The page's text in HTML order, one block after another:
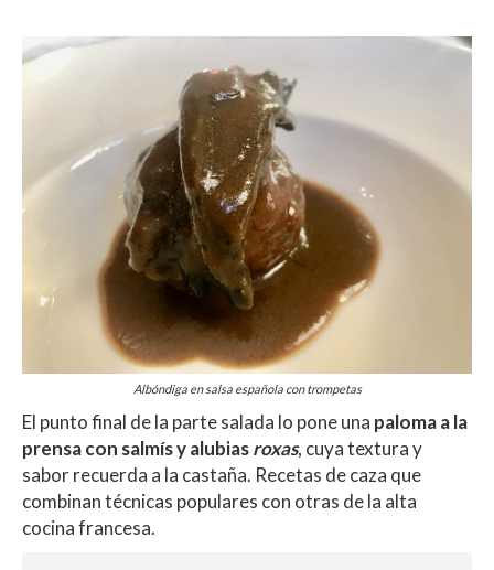
Albóndiga en salsa española con trompetas
El punto final de la parte salada lo pone una paloma a la
prensa con salmís y alubiasroxas, cuya textura y
sabor recuerda a la castaña. Recetas de caza que
combinan técnicas populares con otras de la alta
cocina francesa.